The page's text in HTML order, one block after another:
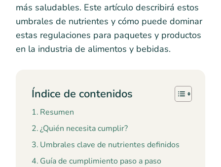
más saludables. Este artículo describirá estos
umbrales de nutrientes y cómo puede dominar
estas regulaciones para paquetes y productos
en la industria de alimentos y bebidas.
Índice de contenidos
Resumen
¿Quién necesita cumplir?
Umbrales clave de nutrientes definidos
Guía de cumplimiento paso a paso